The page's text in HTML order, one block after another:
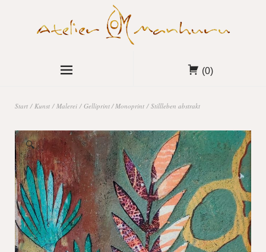
(0)
Start / Kunst / Malerei / Gelliprint / Monoprint / Stillleben abstrakt
🔍